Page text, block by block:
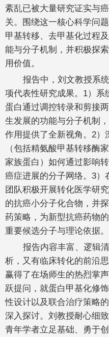
紊乱已被大量研究证实与
关。围绕这一核心科学问
甲基转移、去甲基化过程
能与分子机制，并积极探
用价值。
报告中，刘文教授系
项代表性研究成果。1）
蛋白通过调控转录和剪接
生发展的功能与分子机制
作用提供了全新视角。2
（包括精氨酸甲基转移酶
家族蛋白）如何通过影响
癌症进展的分子网络。3）
团队积极开展转化医学研
的抗癌小分子化合物，并
药策略，为新型抗癌药物
重要候选分子与理论依据。
报告内容丰富、逻辑
析，又有临床转化的前沿
赢得了在场师生的热烈掌
跃提问，就蛋白甲基化修
性设计以及联合治疗策略
深入探讨。刘教授耐心细
青年学者立足基础、勇于